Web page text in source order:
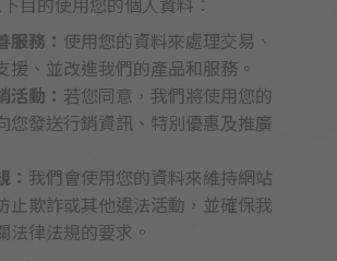
服務： 使用您的資料來處理交易、
援、並改進我們的產品和服務。
活動： 若您同意，我們將使用您的
您發送行銷資訊、特別優惠及推廣
： 我們會使用您的資料來維持網站
止欺詐或其他違法活動，並確保我
法律法規的要求。